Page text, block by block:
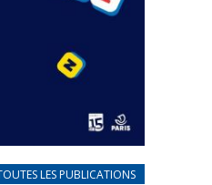
LES PUBLICATIONS